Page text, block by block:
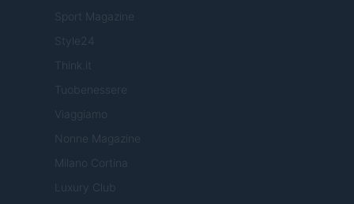
Sport Magazine
Style24
Think.it
Tuobenessere
Viaggiamo
Nonne Magazine
Milano Cortina
Luxury Club